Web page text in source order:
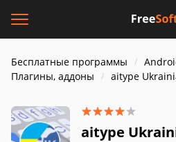
Бесплатные программы
Плагины, аддоны
aitype
aitype